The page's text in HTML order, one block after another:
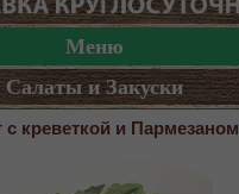
Меню
Салаты и Закуски
с креветкой и Пармезаном